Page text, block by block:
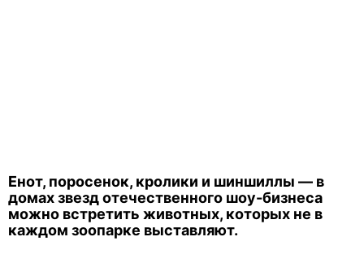
Енот, поросенок, кролики и шиншиллы — в
домах звезд отечественного шоу-бизнеса
можно встретить животных, которых не в
каждом зоопарке выставляют.